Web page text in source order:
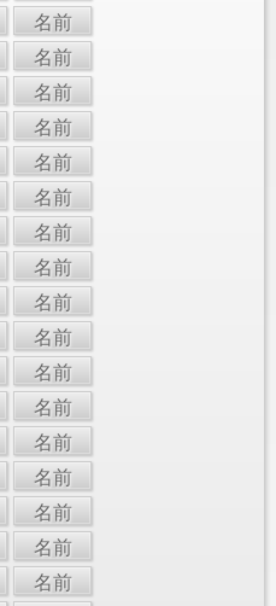
名前
名前
名前
名前
名前
名前
名前
名前
名前
名前
名前
名前
名前
名前
名前
名前
名前